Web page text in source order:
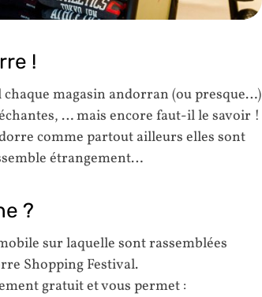
!
chaque magasin andorran (ou presque…)
… mais encore faut-il le savoir !
comme partout ailleurs elles sont
étrangement…
?
sur laquelle sont rassemblées
Shopping Festival.
gratuit et vous permet :